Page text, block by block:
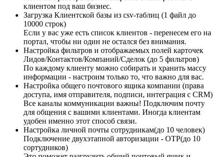
клиентом под ваш бизнес.
Загрузка Клиентской базы из csv-таблиц (1 файл до
10000 строк)
Если у вас уже есть список клиентов - перенесем его на
портал, чтобы ни один не остался без внимания.
Настройка фильтров и отображаемых полей карточек
Лидов/Контактов/Компаний/Сделок (до 5 фильтров)
По каждому клиенту можно собирать и хранить массу
информации - настроим только то, что важно для вас.
Настройка общего почтового ящика компании (права
доступа, имя отправителя, подписи, интеграция с CRM)
Все каналы коммуникации важны! Подключим почту
для общения с вашими клиентами. Иногда клиентам
удобен именно этот способ связи.
Настройка личной почты сотрудникам(до 10 человек)
Подключение двухэтапной авторизации - OTP(до 10
сортудников)